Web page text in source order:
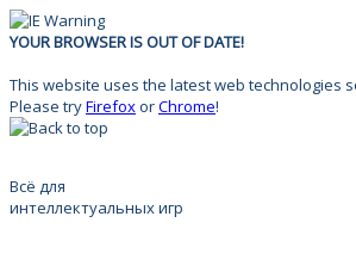
YOUR BROWSER IS OUT OF DATE!
This website uses the latest web technologies
Please tryFirefoxorChrome!
Всё для
интеллектуальных игр